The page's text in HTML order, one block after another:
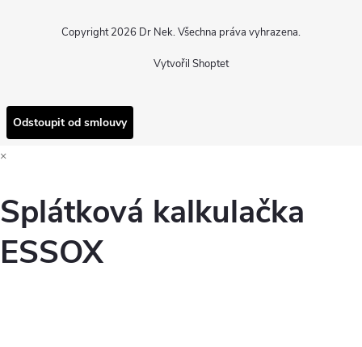
Vytvořil Shoptet
Copyright 2026 Dr Nek. Všechna práva vyhrazena.
Odstoupit od smlouvy
×
Splátková kalkulačka
ESSOX